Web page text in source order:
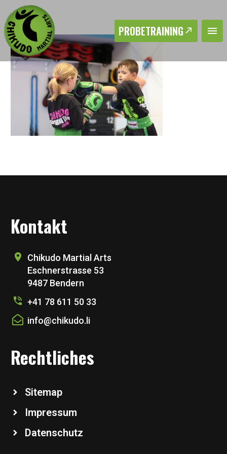
PROBETRAINING
Kontakt
Chikudo Martial Arts
Eschnerstrasse 53
9487 Bendern
+41 78 611 50 33
info@chikudo.li
Rechtliches
Sitemap
Impressum
Datenschutz